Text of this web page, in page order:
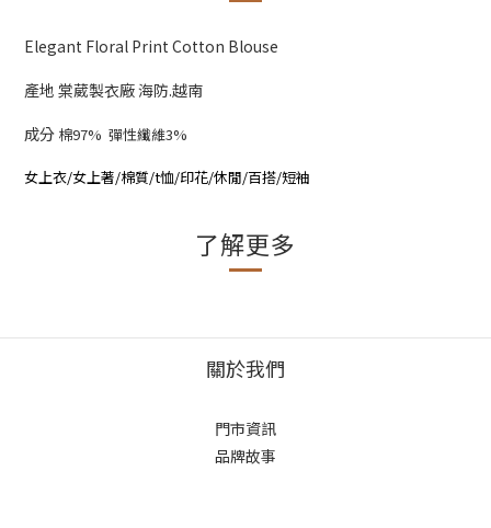
Elegant Floral Print Cotton Blouse
產地 棠葳製衣廠 海防.越南
成分 棉97% 彈性纖維3%
女上衣/女上著/棉質/t恤/印花/休閒/百搭/短袖
了解更多
關於我們
門市資訊
品牌故事